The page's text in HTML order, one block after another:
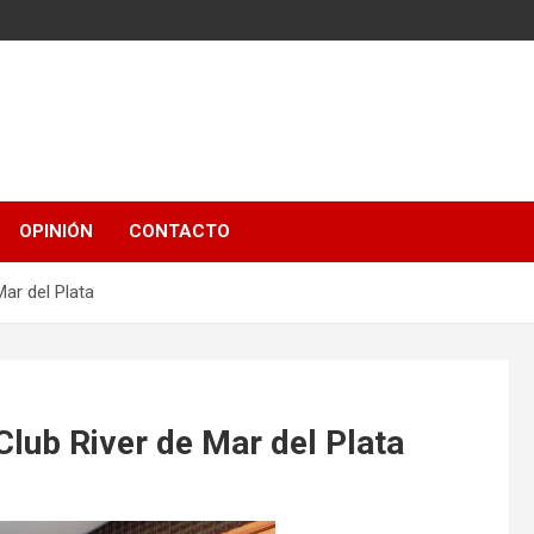
OPINIÓN CONTACTO
del Plata
River de Mar del Plata